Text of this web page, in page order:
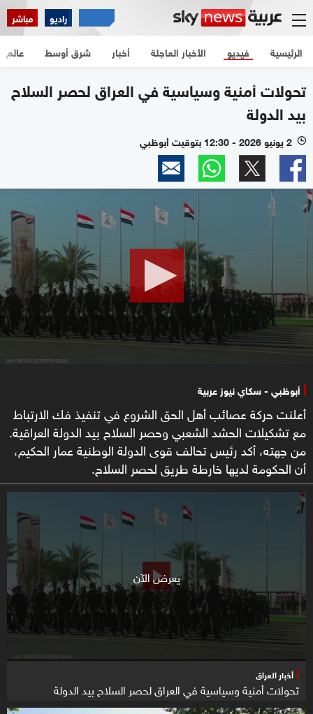
راديو مباشر
الرئيسية الأخبار العاجلة أخبار شرق أوسط عالم فيديو
تحولات أمنية وسياسية في العراق لحصر السلاح
بيد الدولة
l 2 يونيو 2026 - 12:30 بتوقيت أبوظبي
minutes,
11
seconds
أبوظبي - سكاي نيوز عربية
أعلنت حركة عصائب أهل الحق الشروع في تنفيذ فك الارتباط
مع تشكيلات الحشد الشعبي وحصر السلاح بيد الدولة العراقية.
من جهته، أكد رئيس تحالف قوى الدولة الوطنية عمار الحكيم،
أن الحكومة لديها خارطة طريق لحصر السلاح.
يعرض الآن
أخبار العراق
تحولات أمنية وسياسية في العراق لحصر السلاح بيد الدولة